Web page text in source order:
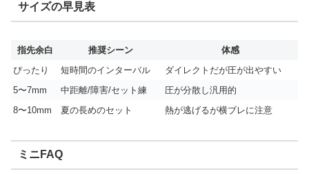
サイズの早見表
指先余白 推奨シーン
体感
ぴったり
短時間のインターバル
ダイレクトだが圧が出やすい
5〜7mm
中距離/障害/セット練
圧が分散し汎用的
8〜10mm
夏の長めのセット 熱が逃げるが横ブレに注意
ミニFAQ